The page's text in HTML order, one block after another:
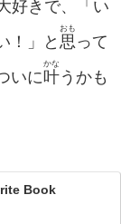
好きで、「い
！」と 思
おも
って
いに叶
かな
うかも
Book